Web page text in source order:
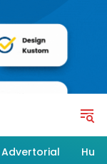
Advertorial